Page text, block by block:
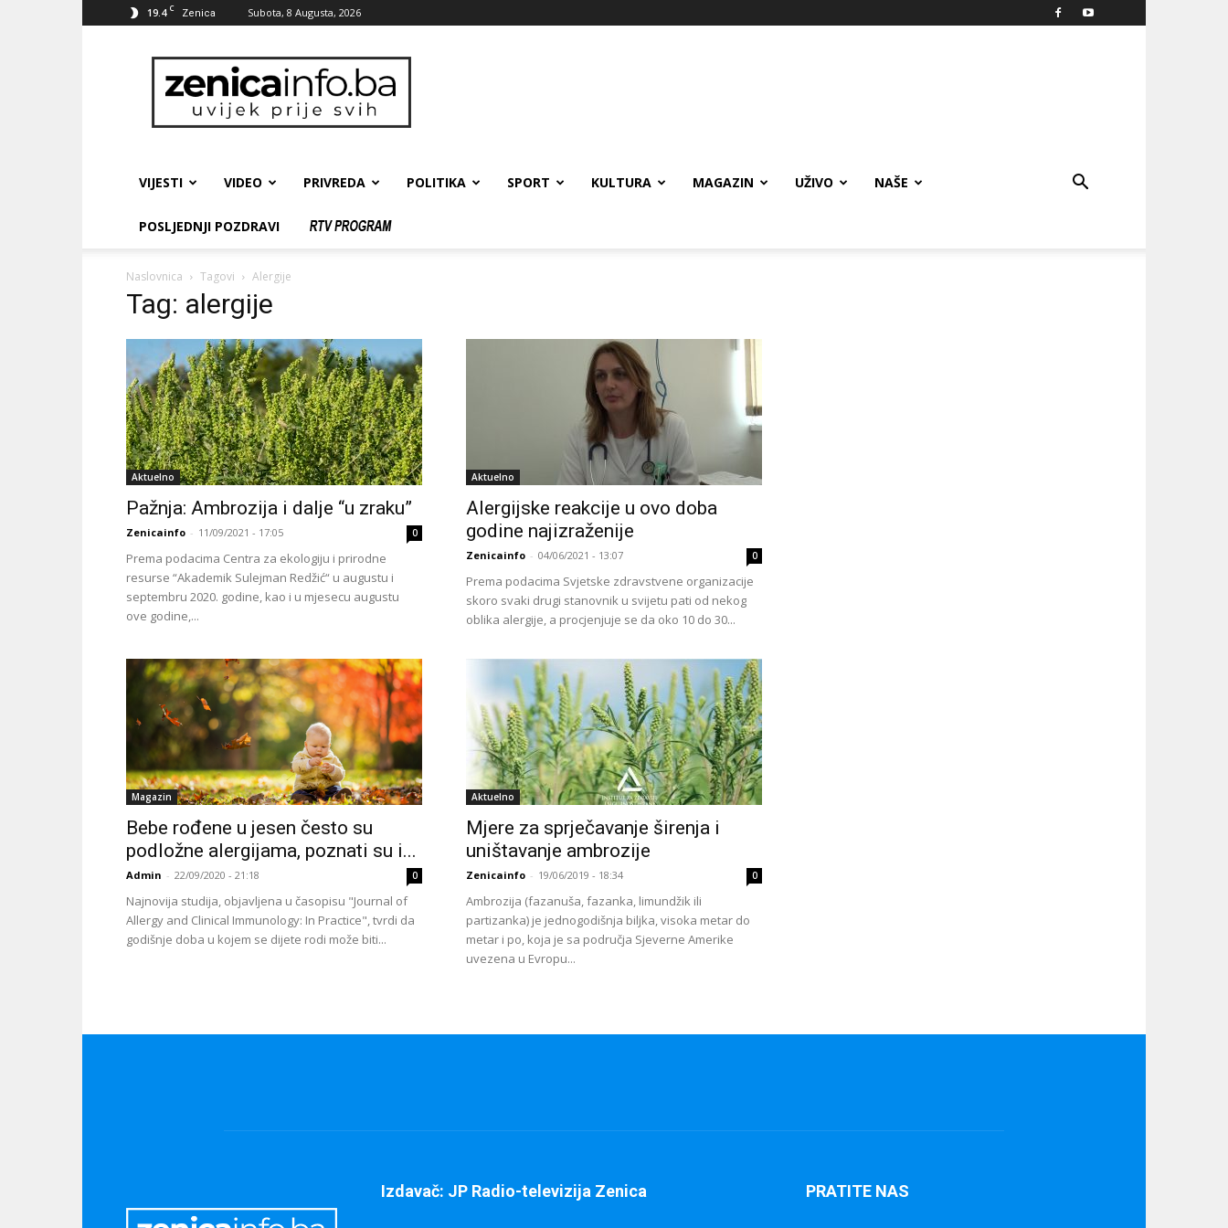
19.4 C Zenica Subota, 8 Augusta, 2026
zenicainfo.ba
VIJESTI VIDEO PRIVREDA POLITIKA SPORT KULTURA MAGAZIN UŽIVO NAŠE
POSLJEDNJI POZDRAVI
Naslovnica Tagovi Alergije
Tag: alergije
Aktuelno
Pažnja: Ambrozija i dalje “u zraku”
Zenicainfo - 11/09/2021 - 17:05 0
Prema podacima Centra za ekologiju i prirodne
resurse “Akademik Sulejman Redžić“ u augustu i
septembru 2020. godine, kao i u mjesecu augustu
ove godine,...
Aktuelno
Alergijske reakcije u ovo doba
godine najizraženije
Zenicainfo - 04/06/2021 - 13:07 0
Prema podacima Svjetske zdravstvene organizacije
skoro svaki drugi stanovnik u svijetu pati od nekog
oblika alergije, a procjenjuje se da oko 10 do 30...
Magazin
Bebe rođene u jesen često su
podložne alergijama, poznati su i...
Admin - 22/09/2020 - 21:18 0
Najnovija studija, objavljena u časopisu "Journal of
Allergy and Clinical Immunology: In Practice", tvrdi da
godišnje doba u kojem se dijete rodi može biti...
Aktuelno
Mjere za sprječavanje širenja i
uništavanje ambrozije
Zenicainfo - 19/06/2019 - 18:34 0
Ambrozija (fazanuša, fazanka, limundžik ili
partizanka) je jednogodišnja biljka, visoka metar do
metar i po, koja je sa područja Sjeverne Amerike
uvezena u Evropu...
Izdavač: JP Radio-televizija Zenica PRATITE NAS